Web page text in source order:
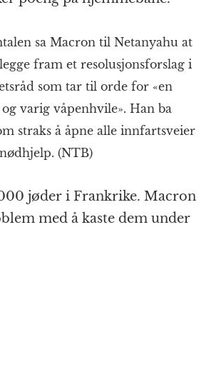
sa Macron til Netanyahu at
fram et resolusjonsforslag i
som tar til orde for «en
varig våpenhvile». Han ba
straks å åpne alle innfartsveier
(NTB)
jøder i Frankrike. Macron
med å kaste dem under